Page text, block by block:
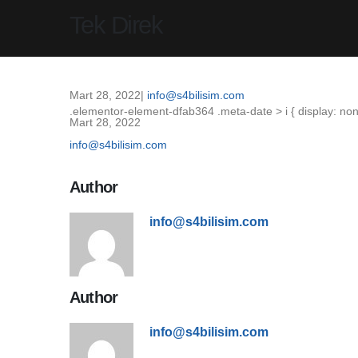
Mart 28, 2022
info@s4bilisim.com
.elementor-element-dfab364 .meta-date > i { display:
Mart 28, 2022
info@s4bilisim.com
Author Box
Author
info@s4bilisim.com
Author Box
Author
info@s4bilisim.com